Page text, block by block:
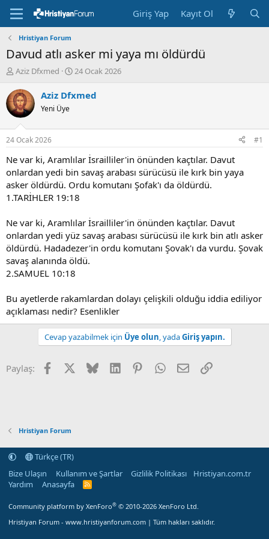
Giriş Yap Kayıt Ol
Hristiyan Forum
Davud atlı asker mi yaya mı öldürdü
K
n
u
y
u
b
a
ş
a
t
a
Aziz Dfxmed
B
ş
ı
ç
a
r
i
i
24 Ocak 2026
Aziz Dfxmed
Yeni Üye
24 Ocak 2026 #1
Ne var ki, Aramlılar İsrailliler'in önünden kaçtılar. Davut
onlardan yedi bin savaş arabası sürücüsü ile kırk bin yaya
asker öldürdü. Ordu komutanı Şofak'ı da öldürdü.
1.TARİHLER 19:18
Ne var ki, Aramlılar İsrailliler'in önünden kaçtılar. Davut
onlardan yedi yüz savaş arabası sürücüsü ile kırk bin atlı asker
öldürdü. Hadadezer'in ordu komutanı Şovak'ı da vurdu. Şovak
savaş alanında öldü.
2.SAMUEL 10:18
Bu ayetlerde rakamlardan dolayı çelişkili olduğu iddia ediliyor
açıklaması nedir? Esenlikler
Cevap yazabilmek için Üye olun , yadaGiriş yapın.
Paylaş: Facebook BlueskyLinkedInPinterestWhatsApp
E-postaLinki Kopyala
Hristiyan Forum
Türkçe (TR)
Bize Ulaşın
Hristiyan.com.tr
Kullanım ve Şartlar
Gizlilik Politikası
Yardım
Anasayfa
R
Community platform by XenForo® © 2010-2026 XenForo Ltd.
Hristiyan Forum - www.hristiyanforum.com | Tüm hakları saklıdır.